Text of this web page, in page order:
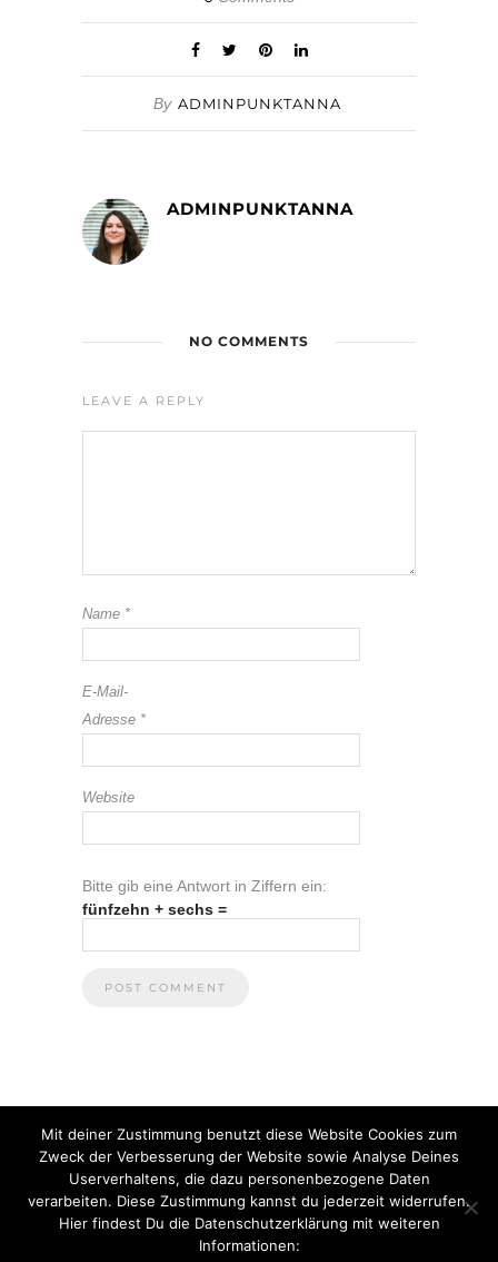
By ADMINPUNKTANNA
ADMINPUNKTANNA
NO COMMENTS
LEAVE A REPLY
Name *
E-Mail-
Adresse *
Website
Bitte gib eine Antwort in Ziffern ein:
fünfzehn + sechs =
Mit deiner Zustimmung benutzt diese Website Cookies zum
Zweck der Verbesserung der Website sowie Analyse Deines
Userverhaltens, die dazu personenbezogene Daten
verarbeiten. Diese Zustimmung kannst du jederzeit widerrufen.
Hier findest Du die Datenschutzerklärung mit weiteren
Informationen: